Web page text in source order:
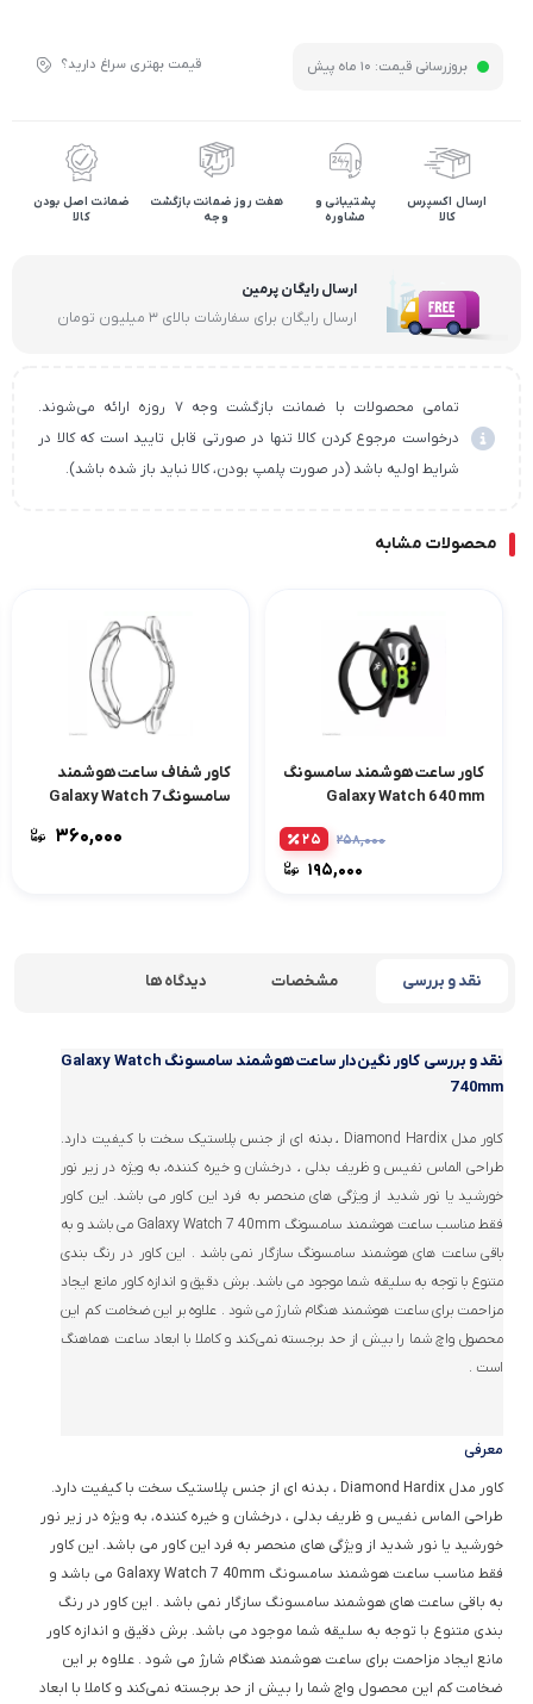
بروزرسانی قیمت: 10 ماه پیش قیمت بهتری سراغ دارید؟
ارسال اکسپرس
کالا
پشتیبانی و
مشاوره
هفت روز ضمانت بازگشت
وجه
ضمانت اصل بودن
کالا
ارسال رایگان پرمین
ارسال رایگان برای سفارشات بالای ۳ میلیون تومان
تمامی محصولات با ضمانت بازگشت وجه ۷ روزه ارائه می‌شوند.
درخواست مرجوع کردن کالا تنها در صورتی قابل تایید است که کالا در
شرایط اولیه باشد (در صورت پلمپ بودن، کالا نباید باز شده باشد).
محصولات مشابه
کاور ساعت هوشمند سامسونگ
Galaxy Watch 6 40 mm
۲۵۸,۰۰۰
۱۹۵,۰۰۰
۲۵
کاور شفاف ساعت هوشمند
سامسونگ Galaxy Watch 7
۳۶۰,۰۰۰
نقد و بررسی مشخصات دیدگاه ها
نقد و بررسی
کاور نگین‌دار ساعت هوشمند سامسونگ Galaxy Watch
7 40mm
کاور مدل Diamond Hardix ، بدنه ای از جنس پلاستیک سخت با کیفیت دارد.
طراحی الماس نفیس و ظریف بدلی ، درخشان و خیره کننده، به ویژه در زیر نور
خورشید یا نور شدید از ویژگی های منحصر به فرد این کاور می باشد. این کاور
فقط مناسب ساعت هوشمند سامسونگ Galaxy Watch 7 40mm می باشد و به
باقی ساعت های هوشمند سامسونگ سازگار نمی باشد . این کاور در رنگ بندی
متنوع با توجه به سلیقه شما موجود می باشد. برش دقیق و اندازه کاور مانع ایجاد
مزاحمت برای ساعت هوشمند هنگام شارژ می شود . علاوه بر این ضخامت کم این
محصول واچ شما را بیش از حد برجسته نمی‌کند و کاملا با ابعاد ساعت هماهنگ
است .
معرفی
کاور مدل Diamond Hardix ، بدنه ای از جنس پلاستیک سخت با کیفیت دارد.
طراحی الماس نفیس و ظریف بدلی ، درخشان و خیره کننده، به ویژه در زیر نور
خورشید یا نور شدید از ویژگی های منحصر به فرد این کاور می باشد. این کاور
فقط مناسب ساعت هوشمند سامسونگ Galaxy Watch 7 40mm می باشد و
به باقی ساعت های هوشمند سامسونگ سازگار نمی باشد . این کاور در رنگ
بندی متنوع با توجه به سلیقه شما موجود می باشد. برش دقیق و اندازه کاور
مانع ایجاد مزاحمت برای ساعت هوشمند هنگام شارژ می شود . علاوه بر این
ضخامت کم این محصول واچ شما را بیش از حد برجسته نمی‌کند و کاملا با ابعاد